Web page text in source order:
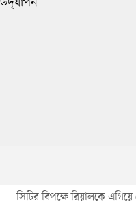
সিটির বিপক্ষে রিয়ালকে